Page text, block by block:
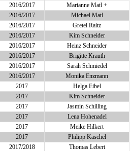
2016/2017
Marianne Matl +
2016/2017
Michael Matl
2016/2017
Gretel Raitz
2016/2017
Kim Schneider
2016/2017
Heinz Schneider
2016/2017
Brigitte Krauth
2016/2017
Sarah Schmiedel
2016/2017
Monika Enzmann
2017
Helga Eibel
2017
Kim Schneider
2017
Jasmin Schilling
2017
Lena Hohenadel
2017
Meike Hilkert
2017
Philipp Kaschel
2017/2018
Thomas Lebert